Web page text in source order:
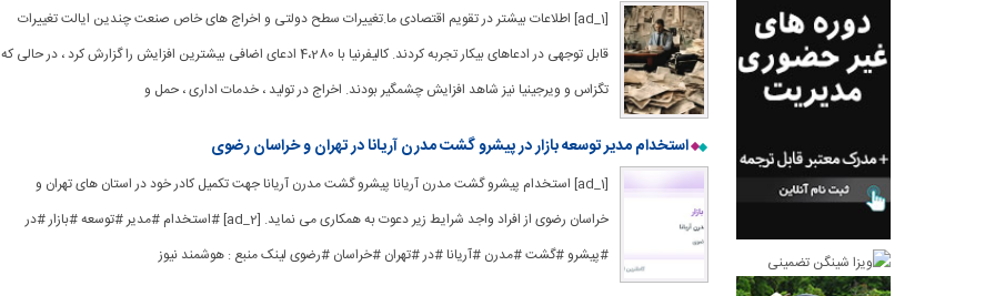
[ad_1] اطلاعات بیشتر در تقویم اقتصادی ما.تغییرات سطح دولتی و اخراج های خاص صنعت چندین ایالت تغییرات
قابل توجهی در ادعاهای بیکار تجربه کردند. کالیفرنیا با 4،280 ادعای اضافی بیشترین افزایش را گزارش کرد ، در حالی که
تگزاس و ویرجینیا نیز شاهد افزایش چشمگیر بودند. اخراج در تولید ، خدمات اداری ، حمل و
استخدام مدیر توسعه بازار در پیشرو گشت مدرن آریانا در تهران و خراسان رضوی
[ad_1] استخدام پیشرو گشت مدرن آریانا پیشرو گشت مدرن آریانا جهت تکمیل کادر خود در استان های تهران و
خراسان رضوی از افراد واجد شرایط زیر دعوت به همکاری می نماید. [ad_2] #استخدام #مدیر #توسعه #بازار #در
#پیشرو #گشت #مدرن #آریانا #در #تهران #خراسان #رضوی لینک منبع : هوشمند نیوز